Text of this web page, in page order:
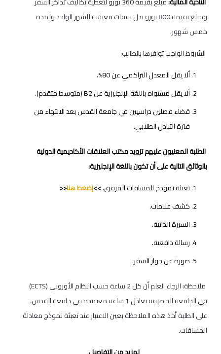
ومبلغ بقيمة 800 يورو بدل نفقات معيشة للشهر الواحد ولمدة
خمس شهور.
الشروط الواجب توافرها بالطالب:
ألا يقل المعدل التراكمي عن 80%.
ألا يقل مستواه باللغة الإنجليزية عن B2 (متوسط متقدم).
قضاء فصلين دراسيين في جامعة القدس بعد الانتهاء من
فترة التبادل الطلابي.
الطلبة المعنيون عليهم تزويد مكتب العلاقات الأكاديمية الدولية
بالوثائق التالية على أن تكون باللغة الإنجليزية:
تعبئة نموذج المساقات المرفق.>>إضغط هنا<<
كشف علامات.
السيرة الذاتية.
رسالة دافعية.
صورة عن جواز السفر.
ملاحظة: الرجاء العلم أن كل 2 ساعة حسب النظام الأوروبي (ECTS)
في الجامعة المضيفة تعادل 1 ساعة معتمدة في جامعة القدس،
على الطلبة أخذ هذه الملاحظة بعين الاعتبار عند تعبئة نموذج معادلة
المساقات.